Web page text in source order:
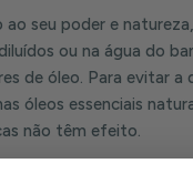
ao seu poder e
ou na água do
de óleo. Para evitar
óleos essenciais
não têm efeito.